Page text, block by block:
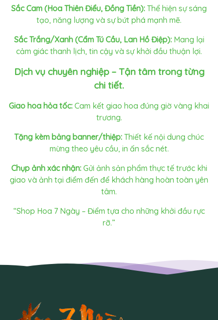
Sắc Cam (Hoa Thiên Điểu, Đồng Tiền): Thể hiện sự sáng
tạo, năng lượng và sự bứt phá mạnh mẽ.
Sắc Trắng/Xanh (Cẩm Tú Cầu, Lan Hồ Điệp):Mang lại
cảm giác thanh lịch, tin cậy và sự khởi đầu thuận lợi.
Dịch vụ chuyên nghiệp – Tận tâm trong từng
chi tiết.
Giao hoa hỏa tốc: Cam kết giao hoa đúng giờ vàng khai
trương.
Tặng kèm bảng banner/thiệp: Thiết kế nội dung chúc
mừng theo yêu cầu, in ấn sắc nét.
Chụp ảnh xác nhận:Gửi ảnh sản phẩm thực tế trước khi
giao và ảnh tại điểm đến để khách hàng hoàn toàn yên
tâm.
“Shop Hoa 7 Ngày – Điểm tựa cho những khởi đầu rực
rỡ.”